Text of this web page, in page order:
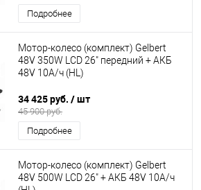
Подробнее
Мотор-колесо (комплект) Gelbert
48V 350W LCD 26" передний + АКБ
48V 10А/ч (HL)
34 425 руб. / шт
45 900 руб.
Подробнее
Мотор-колесо (комплект) Gelbert
48V 500W LCD 26" + АКБ 48V 10А/ч